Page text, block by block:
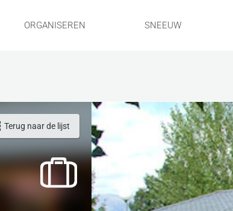
ORGANISEREN SNEEUW
Terug naar de lijst